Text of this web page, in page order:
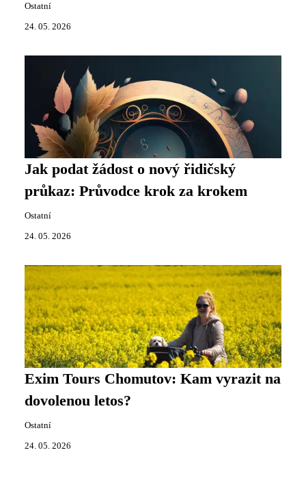
Ostatní
24. 05. 2026
Jak podat žádost o nový řidičský
průkaz: Průvodce krok za krokem
Ostatní
24. 05. 2026
Exim Tours Chomutov: Kam vyrazit na
dovolenou letos?
Ostatní
24. 05. 2026